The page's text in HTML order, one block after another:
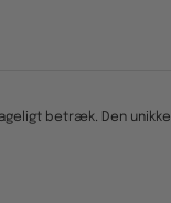
betræk. Den unikke